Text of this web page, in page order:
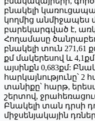
բնակելի
կողմից անմիջապես
բարեկարգված է,
Հողամասը
բնակելի տուն 271,61
քմ մակերեսով և
այսինքն 0,683քմ:
հարկայնությունը՝
տանիքը՝ հարթ,
շերտով,
Բնակելի տան դրսի
միջսենյակային